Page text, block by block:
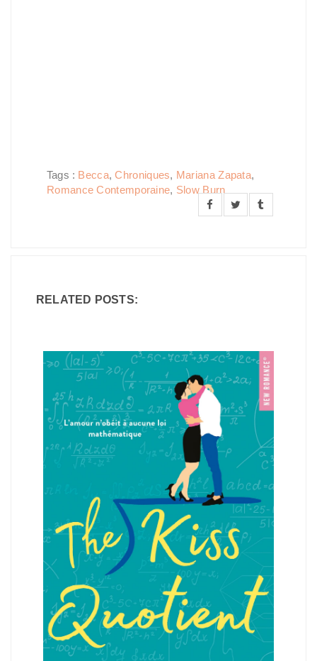
Tags : Becca,Chroniques, Mariana Zapata,
Romance Contemporaine, Slow Burn
RELATED POSTS: